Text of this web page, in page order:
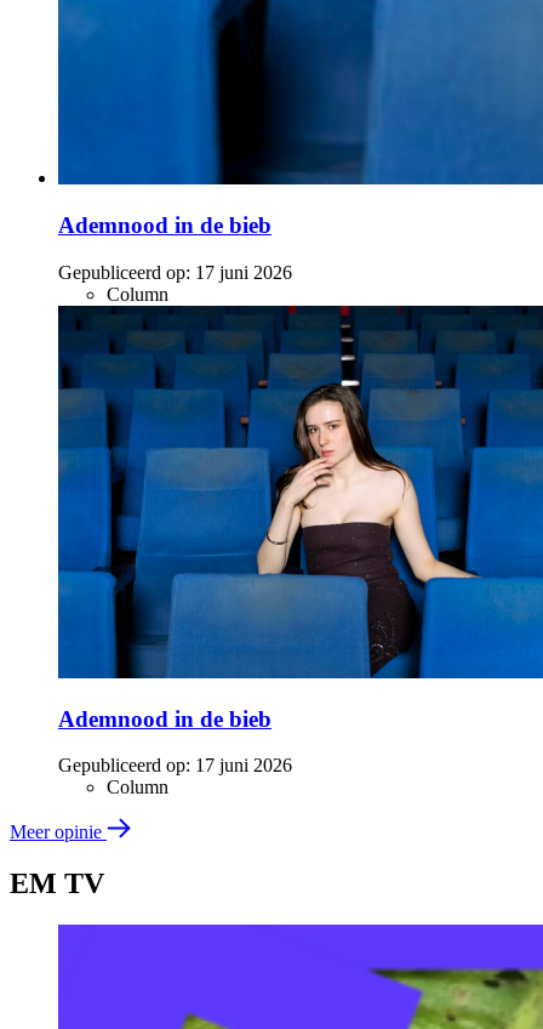
Ademnood in de bieb
Gepubliceerd op: 17 juni 2026
Column
Ademnood in de bieb
Gepubliceerd op: 17 juni 2026
Column
Meer opinie
EM TV